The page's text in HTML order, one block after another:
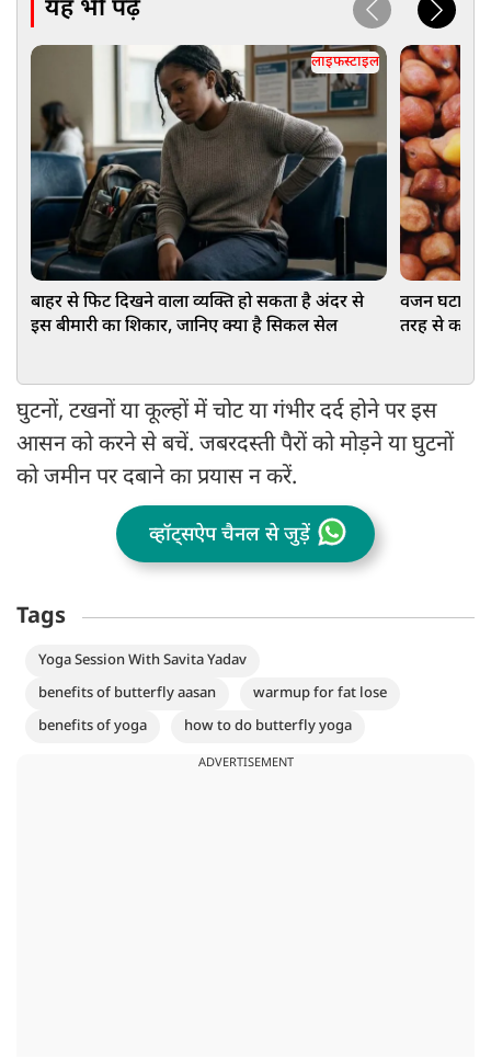
यह भी पढ़ें
लाइफस्टाइल
बाहर से फिट दिखने वाला व्यक्ति हो सकता है अंदर से
इस बीमारी का शिकार, जानिए क्या है सिकल सेल
वजन घटाने
तरह से करेंगे
घुटनों, टखनों या कूल्हों में चोट या गंभीर दर्द होने पर इस
आसन को करने से बचें. जबरदस्ती पैरों को मोड़ने या घुटनों
को जमीन पर दबाने का प्रयास न करें.
व्हॉट्सऐप चैनल से जुड़ें
Tags
Yoga Session With Savita Yadav
benefits of butterfly aasan
warmup for fat lose
benefits of yoga
how to do butterfly yoga
ADVERTISEMENT